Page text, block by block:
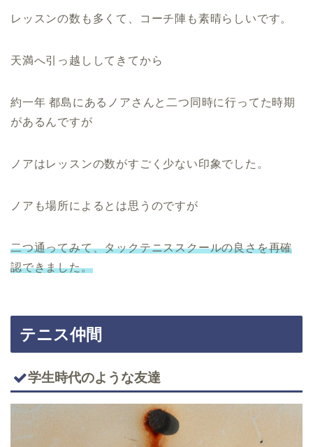
レッスンの数も多くて、コーチ陣も素晴らしいです。
天満へ引っ越ししてきてから
約一年 都島にあるノアさんと二つ同時に行ってた時期
があるんですが
ノアはレッスンの数がすごく少ない印象でした。
ノアも場所によるとは思うのですが
二つ通ってみて、タックテニススクールの良さを再確
認できました。
テニス仲間
学生時代のような友達